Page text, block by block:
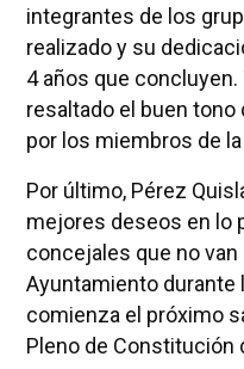
integrantes de los
realizado y su
4 años que concluyen.
resaltado el buen
por los miembros de
Por último, Pérez
mejores deseos en lo
concejales que no van
Ayuntamiento durante
comienza el próximo
Pleno de Constitución